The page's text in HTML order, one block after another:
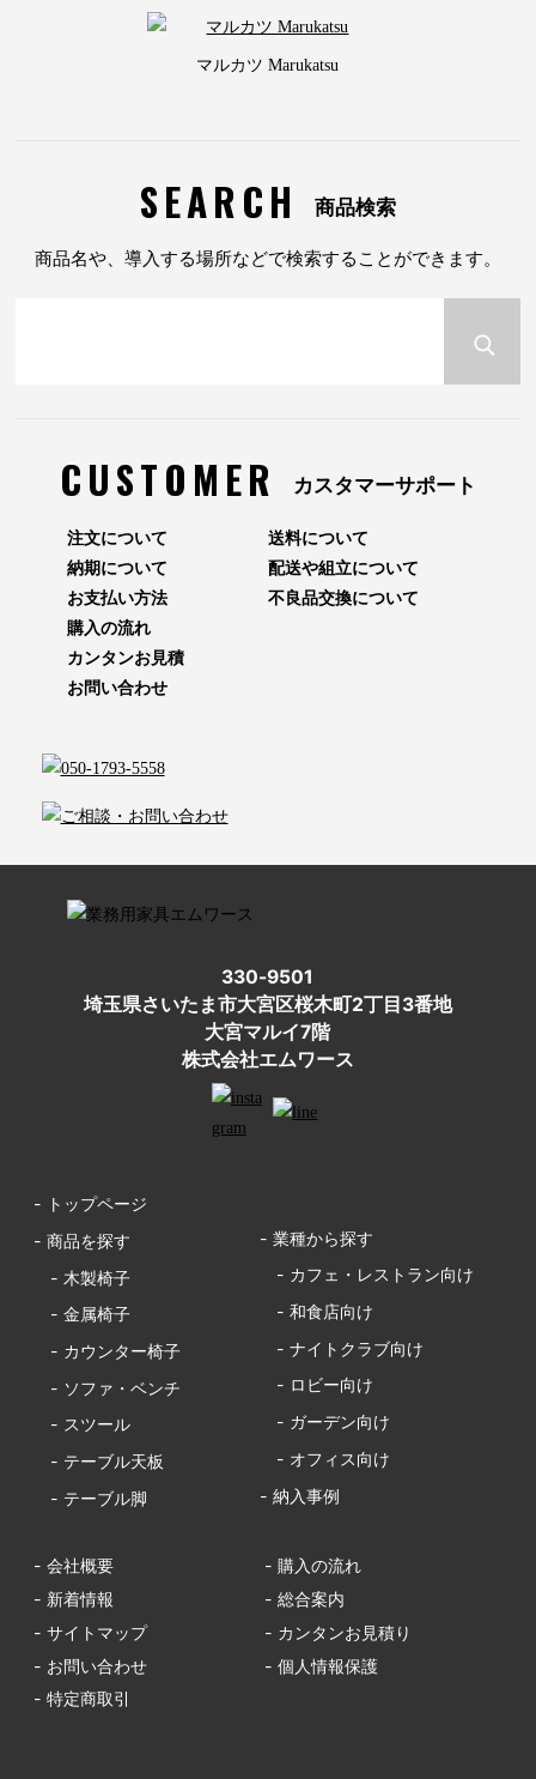
マルカツ Marukatsu
SEARCH 商品検索
商品名や、導入する場所などで検索することができます。
CUSTOMER カスタマーサポート
注文について
納期について
お支払い方法
送料について
配送や組立について
不良品交換について
購入の流れ
カンタンお見積
お問い合わせ
330-9501
埼玉県さいたま市大宮区桜木町2丁目3番地
大宮マルイ7階
株式会社エムワース
- トップページ
- 商品を探す
- 木製椅子
- 金属椅子
- カウンター椅子
- ソファ・ベンチ
- スツール
- テーブル天板
- テーブル脚
- 業種から探す
- カフェ・レストラン向け
- 和食店向け
- ナイトクラブ向け
- ロビー向け
- ガーデン向け
- オフィス向け
- 納入事例
- 会社概要
- 購入の流れ
- 新着情報
- 総合案内
- サイトマップ
- カンタンお見積り
- お問い合わせ
- 個人情報保護
- 特定商取引